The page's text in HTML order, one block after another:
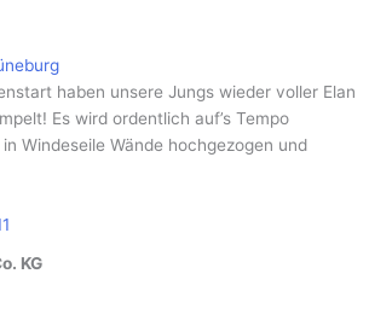
haben unsere Jungs wieder voller Elan
Es wird ordentlich auf’s Tempo
Windeseile Wände hochgezogen und
KG